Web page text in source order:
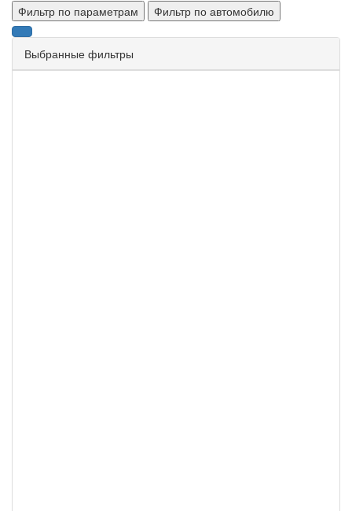
Фильтр по параметрам Фильтр по автомобилю
Выбранные фильтры